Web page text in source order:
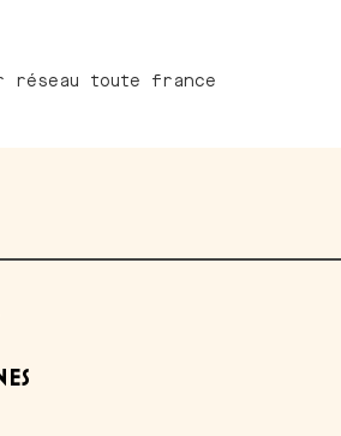
réseau toute france